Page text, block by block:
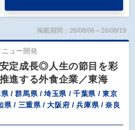
掲載期間：26/08/06～26/08/19
ュー開発
定成長◎人生の節目を彩
進する外食企業／東海
/ 群馬県 / 埼玉県 / 千葉県 / 東京
/ 三重県 / 大阪府 / 兵庫県 / 奈良